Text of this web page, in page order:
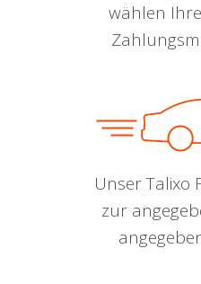
wählen
Unser Talixo
zur